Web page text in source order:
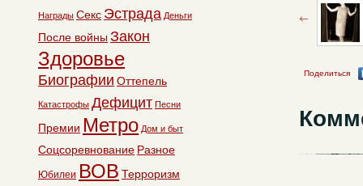
Поделиться
Награды Секс Эстрада Деньги
После войны Закон
Здоровье
Биографии Оттепель
Катастрофы Дефицит Песни
Премии Метро Дом и быт
Соцсоревнование Разное
Юбилеи ВОВ Терроризм